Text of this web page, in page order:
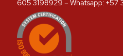
605 3198929 – Whatsapp: +57